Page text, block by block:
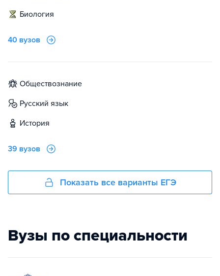
биология
40 вузов
обществознание
русский язык
история
39 вузов
Показать все варианты ЕГЭ
Вузы по специальности